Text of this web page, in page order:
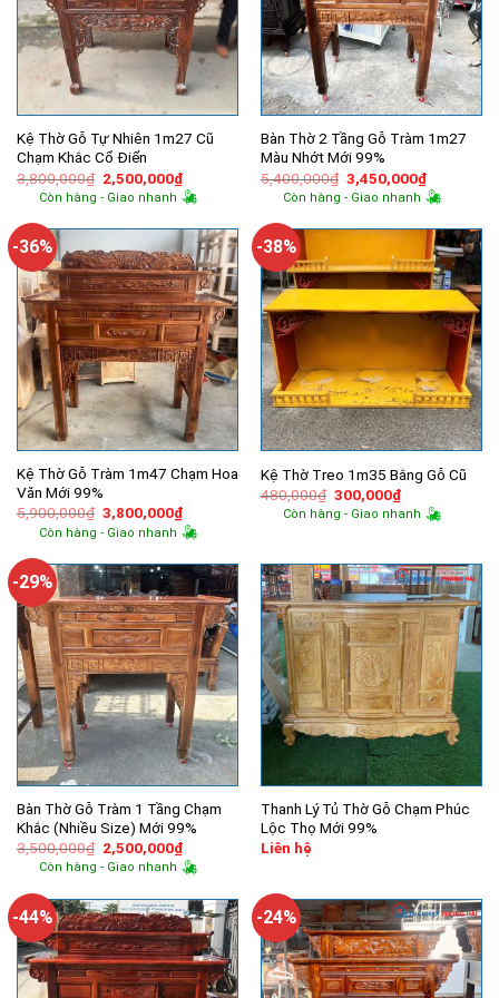
Kệ Thờ Gỗ Tự Nhiên 1m27 Cũ
Chạm Khắc Cổ Điển
3,800,000₫ Giá
gốc
là:
2,500,000₫Giá
hiện
tại
2,500,000₫.
Còn hàng - Giao nhanh
Bàn Thờ 2 Tầng Gỗ Tràm 1m27
Màu Nhớt Mới 99%
5,400,000₫ Giá
gốc
là:
3,450,000₫Giá
hiện
tại
Còn hàng - Giao nhanh
-36%
Kệ Thờ Gỗ Tràm 1m47 Chạm Hoa
Văn Mới 99%
5,900,000₫ Giá
gốc
là:
3,800,000₫Giá
hiện
tại
3,800,000₫.
Còn hàng - Giao nhanh
-38%
Kệ Thờ Treo 1m35 Bằng Gỗ Cũ
480,000₫ Giá
gốc
là:
300,000₫Giá
hiện
tại
Còn hàng - Giao nhanh
-29%
Bàn Thờ Gỗ Tràm 1 Tầng Chạm
Khắc (Nhiều Size) Mới 99%
3,500,000₫ Giá
gốc
là:
2,500,000₫Giá
hiện
tại
2,500,000₫.
Còn hàng - Giao nhanh
Thanh Lý Tủ Thờ Gỗ Chạm Phúc
Lộc Thọ Mới 99%
Liên hệ
-44% -24%